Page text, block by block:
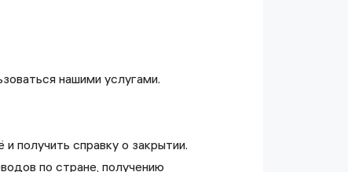
нашими услугами.
получить справку о закрытии.
по стране, получению